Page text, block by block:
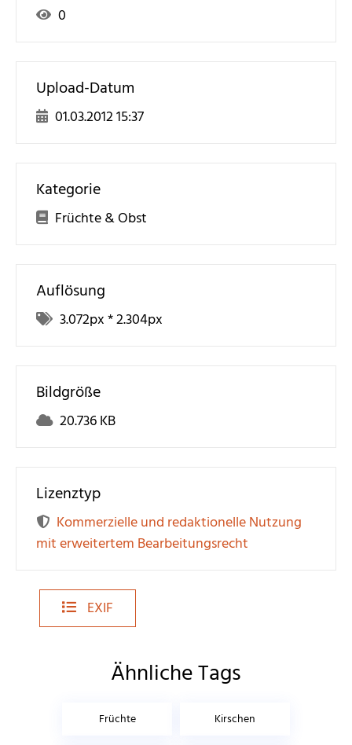
0
Upload-Datum
01.03.2012 15:37
Kategorie
Früchte & Obst
Auflösung
3.072px *2.304px
Bildgröße
20.736 KB
Lizenztyp
Kommerzielle und redaktionelle Nutzung
mit erweitertem Bearbeitungsrecht
EXIF
Ähnliche Tags
Früchte Kirschen